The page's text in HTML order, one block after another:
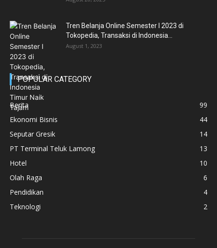
Tren Belanja Online Semester I 2023 di
Tokopedia, Transaksi di Indonesia...
August 1, 2023
POPULAR CATEGORY
Berita
99
Ekonomi Bisnis
44
Seputar Gresik
14
PT Terminal Teluk Lamong
13
Hotel
10
Olah Raga
6
Pendidikan
4
Teknologi
2